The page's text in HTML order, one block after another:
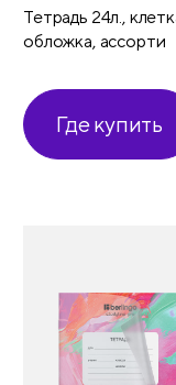
Тетрадь 24л.,
обложка, ассорти
Где купить